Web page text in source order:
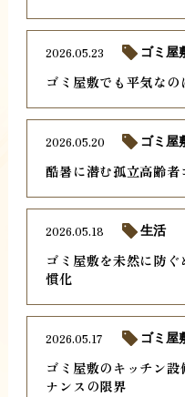
ゴミ屋敷でも平気な
2026.05.23 ゴミ屋
酷暑に潜む孤立高齢者
2026.05.20 ゴミ屋
ゴミ屋敷を未然に防
慣化
2026.05.18 生活
ゴミ屋敷のキッチン
ナンスの限界
2026.05.17 ゴミ屋